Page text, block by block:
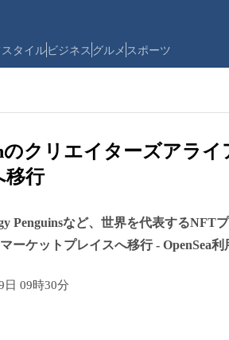
タイルビジネス グルメ スポーツ
のクリエイターズアラ
移行
Penguinsなど、世界を代表するNFT
ーケットプレイスへ移行 - OpenSea利
日 09時30分